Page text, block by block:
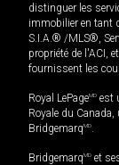
distinguer les
immobilier en tant
S.I.A.® /MLS®,
propriété de l'ACI,
fournissent les
Royal LePageMD est
Royale du
BridgemarqMD
BridgemarqMD et